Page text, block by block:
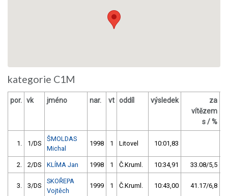
kategorie C1M
por. vk jméno nar. vt oddíl výsledek
za
vítězem
s / %
1. 1/DS
ŠMOLDAS
Michal
1998 1 Litovel 10:01,83
2. 2/DS KLÍMA Jan 1998 1 Č.Kruml. 10:34,91 33.08/5,5
3. 3/DS
SKOŘEPA
Vojtěch
1999 1 Č.Kruml. 10:43,00 41.17/6,8